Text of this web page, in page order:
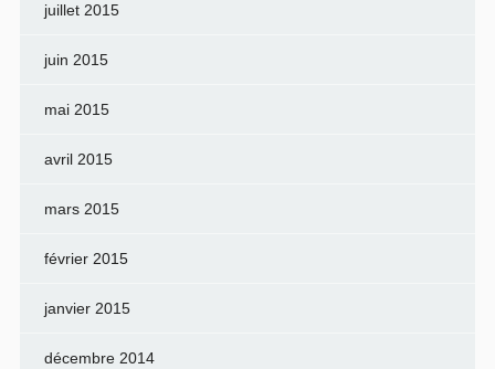
juillet 2015
juin 2015
mai 2015
avril 2015
mars 2015
février 2015
janvier 2015
décembre 2014